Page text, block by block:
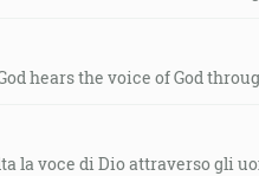
hears the voice of God
la voce di Dio attraverso gli